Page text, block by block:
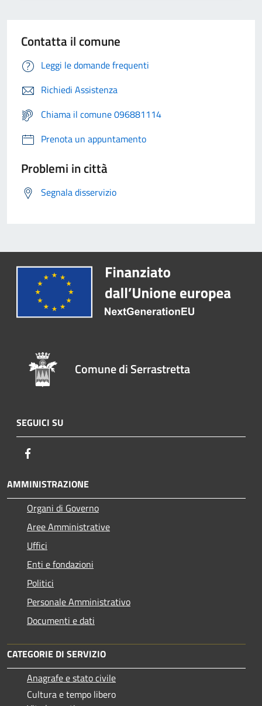
Contatta il comune
Leggi le domande frequenti
Richiedi Assistenza
Chiama il comune 096881114
Prenota un appuntamento
Problemi in città
Segnala disservizio
Comune di Serrastretta
SEGUICI SU
AMMINISTRAZIONE
Organi di Governo
Aree Amministrative
Uffici
Enti e fondazioni
Politici
Personale Amministrativo
Documenti e dati
CATEGORIE DI SERVIZIO
Anagrafe e stato civile
Cultura e tempo libero